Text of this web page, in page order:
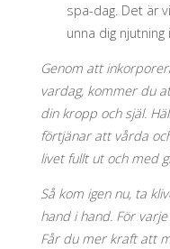
spa-dag. Det är
unna dig njutning
Genom att
vardag, kommer du
din kropp och själ.
förtjänar att vårda
livet fullt ut och med
Så kom igen nu, ta
hand i hand. För
Får du mer kraft att